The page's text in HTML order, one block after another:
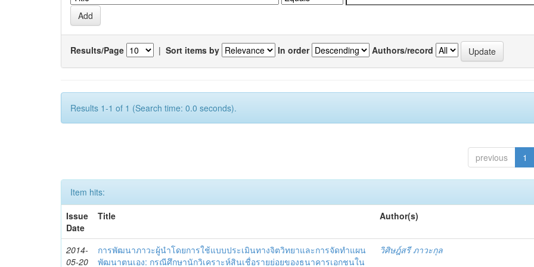
Results/Page | Sort items by In order Authors/record
Results 1-1 of 1 (Search time: 0.0 seconds).
previous 1
Item hits:
Issue
Date
Title Author(s)
2014-
05-20
การพัฒนาภาวะผู้นำโดยการใช้แบบประเมินทางจิตวิทยาและการจัดทำแผน
พัฒนาตนเอง: กรณีศึกษานักวิเคราะห์สินเชื่อรายย่อยของธนาคารเอกชนใน
วิศิษฎ์สรี ภาวะกุล